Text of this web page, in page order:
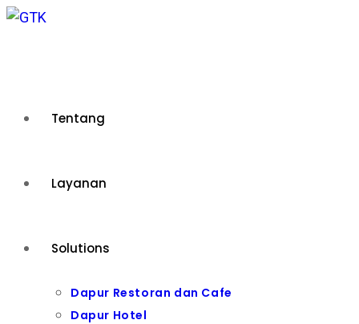
Skip
Tentang
Layanan
Solutions
Dapur Restoran dan Cafe
Dapur Hotel